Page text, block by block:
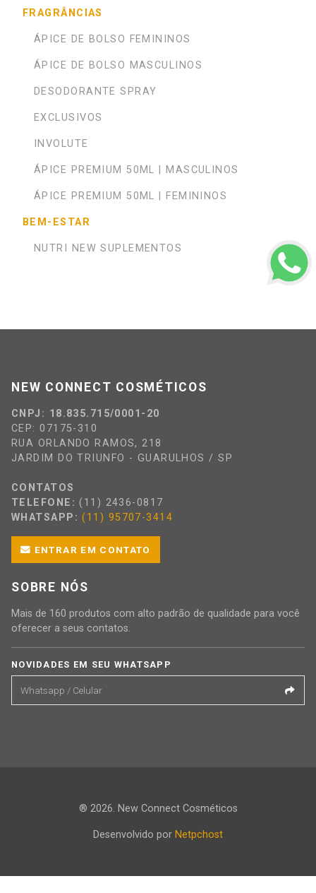
FRAGRÂNCIAS
ÁPICE DE BOLSO FEMININOS
ÁPICE DE BOLSO MASCULINOS
DESODORANTE SPRAY
EXCLUSIVOS
INVOLUTE
ÁPICE PREMIUM 50ML | MASCULINOS
ÁPICE PREMIUM 50ML | FEMININOS
BEM-ESTAR
NUTRI NEW SUPLEMENTOS
NEW CONNECT COSMÉTICOS
CNPJ: 18.835.715/0001-20
CEP: 07175-310
RUA ORLANDO RAMOS, 218
JARDIM DO TRIUNFO - GUARULHOS / SP
CONTATOS
TELEFONE: (11) 2436-0817
WHATSAPP: (11) 95707-3414
ENTRAR EM CONTATO
SOBRE NÓS
Mais de 160 produtos com alto padrão de qualidade para você
oferecer a seus contatos.
NOVIDADES EM SEU WHATSAPP
® 2026. New Connect Cosméticos
Desenvolvido por Netpchost